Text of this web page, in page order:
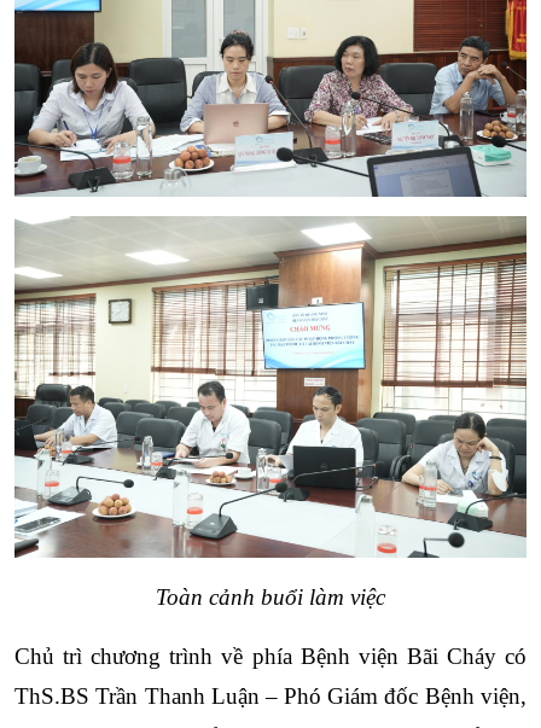
Toàn cảnh buổi làm việc
Chủ trì chương trình về phía Bệnh viện Bãi Cháy có
ThS.BS Trần Thanh Luận – Phó Giám đốc Bệnh viện,